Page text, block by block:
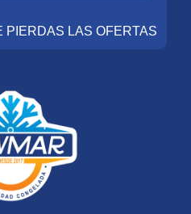
PIERDAS LAS OFERTAS